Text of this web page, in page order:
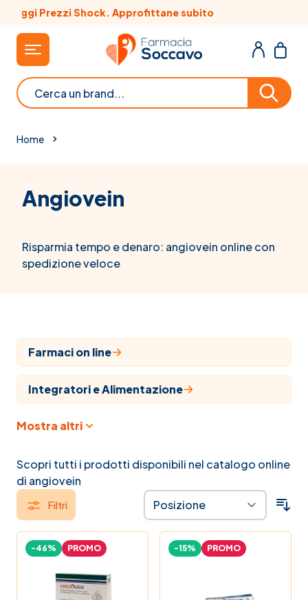
Salta al contenuto
subito Scopri le offerte del mese
Cerca
Home
Angiovein
Risparmia tempo e denaro: angiovein online con
spedizione veloce
Farmaci on line
Integratori e Alimentazione
Cosmesi
Articoli sanitari
Veterinaria
Farmaci
Veterinari
Mostra altri
Scopri tutti i prodotti disponibili nel catalogo online
di angiovein
Filtri
-46% PROMO -15% PROMO